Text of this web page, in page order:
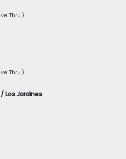
Thru.)
Thru.)
Los Jardines